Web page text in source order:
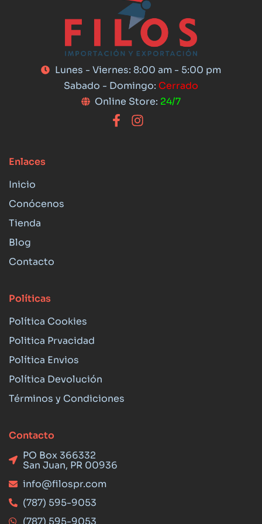
Lunes - Viernes: 8:00 am - 5:00 pm
Sabado - Domingo: Cerrado
Online Store: 24/7
Enlaces
Inicio
Conócenos
Tienda
Blog
Contacto
Políticas
Política Cookies
Politica Prvacidad
Política Envios
Política Devolución
Términos y Condiciones
Contacto
PO Box 366332
San Juan, PR 00936
info@filospr.com
(787) 595-9053
(787) 595-9053